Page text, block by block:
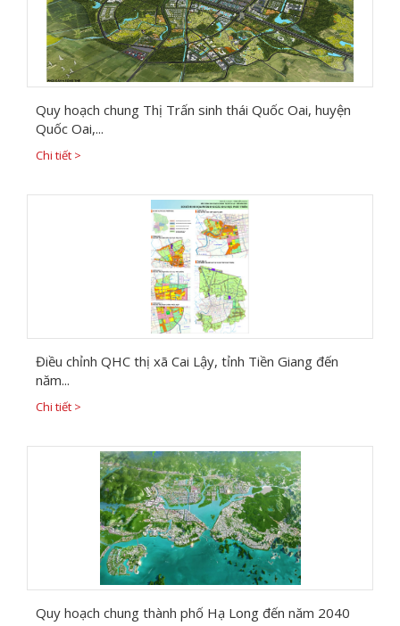
Quy hoạch chung Thị Trấn sinh thái Quốc Oai, huyện
Quốc Oai,...
Chi tiết >
Điều chỉnh QHC thị xã Cai Lậy, tỉnh Tiền Giang đến
năm...
Chi tiết >
Quy hoạch chung thành phố Hạ Long đến năm 2040